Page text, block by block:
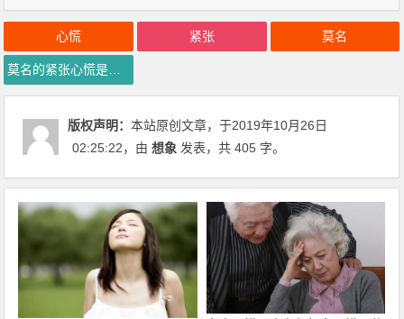
心慌 紧张 莫名
版权声明：本站原创文章，于2019年10月26日
02:25:22，由想象 发表，共 405 字。